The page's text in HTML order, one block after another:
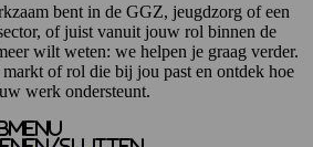
bent in de GGZ, jeugdzorg of een
of juist vanuit jouw rol binnen de
wilt weten: we helpen je graag verder.
of rol die bij jou past en ontdek hoe
werk ondersteunt.